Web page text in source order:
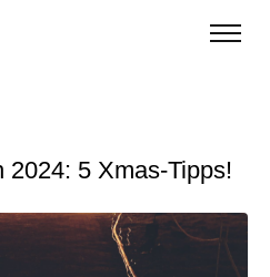
2024: 5 Xmas-Tipps!